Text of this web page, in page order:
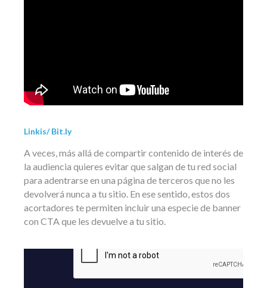
Linkis/ Bit.ly
A veces, más allá de compartir contenido de interés de
la audiencia quieres evitar que salgan de tu red social
para adentrarse en una página de terceros que no les
devolverá nunca a tu sitio. En ese sentido, estos dos
acortadores te permiten incluir una especie de banner
con CTA que les devuelve a tu sitio.